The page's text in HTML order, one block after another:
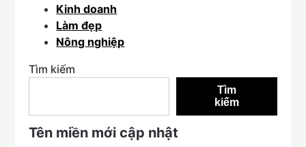
Kinh doanh
Làm đẹp
Nông nghiệp
Tìm kiếm
Tìm
kiếm
Tên miền mới cập nhật